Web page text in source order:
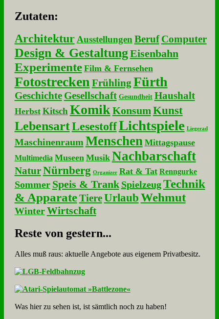
Zu­ta­ten:
Architektur Ausstellungen Beruf Computer
Design & GestaltungEisenbahn
Experimente Film & Fernsehen
Fotostrecken Frühling Fürth
Geschichte Gesellschaft Gesundheit Haushalt
Herbst Kitsch KomikKonsumKunst
LebensartLesestoffLichtspiele Liegerad
Maschinenraum Menschen Mittagspause
Multimedia Museen Musik Nachbarschaft
NaturNürnberg Organizer Rat & Tat Renngurke
Sommer Speis & Trank Spielzeug Technik
& Apparate Tiere UrlaubWehmut
Winter Wirtschaft
Re­ste von ge­stern...
Alles muß raus: aktuelle An­ge­bo­te aus eigenem Privatbesitz.
Was hier zu sehen ist, ist sämt­lich noch zu haben!